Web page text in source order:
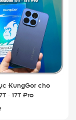
KungGor cho
- 17T Pro